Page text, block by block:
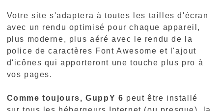
Votre site s'adaptera à toutes les tailles d'écran
avec un rendu optimisé pour chaque appareil,
plus moderne, plus aéré avec le rendu de la
police de caractères Font Awesome et l'ajout
d'icônes qui apporteront une touche plus pro à
vos pages.
Comme toujours, GuppY 6 peut être installé